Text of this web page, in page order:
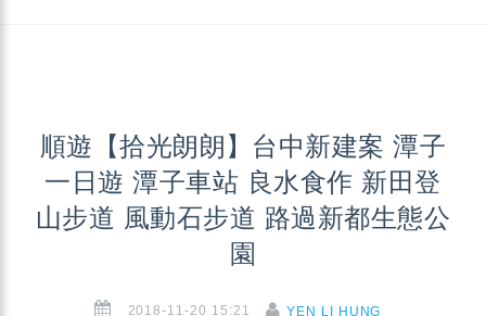
順遊【拾光朗朗】台中新建案 潭子
一日遊 潭子車站 良水食作 新田登
山步道 風動石步道 路過新都生態公
園
2018-11-20 15:21 YEN LI HUNG